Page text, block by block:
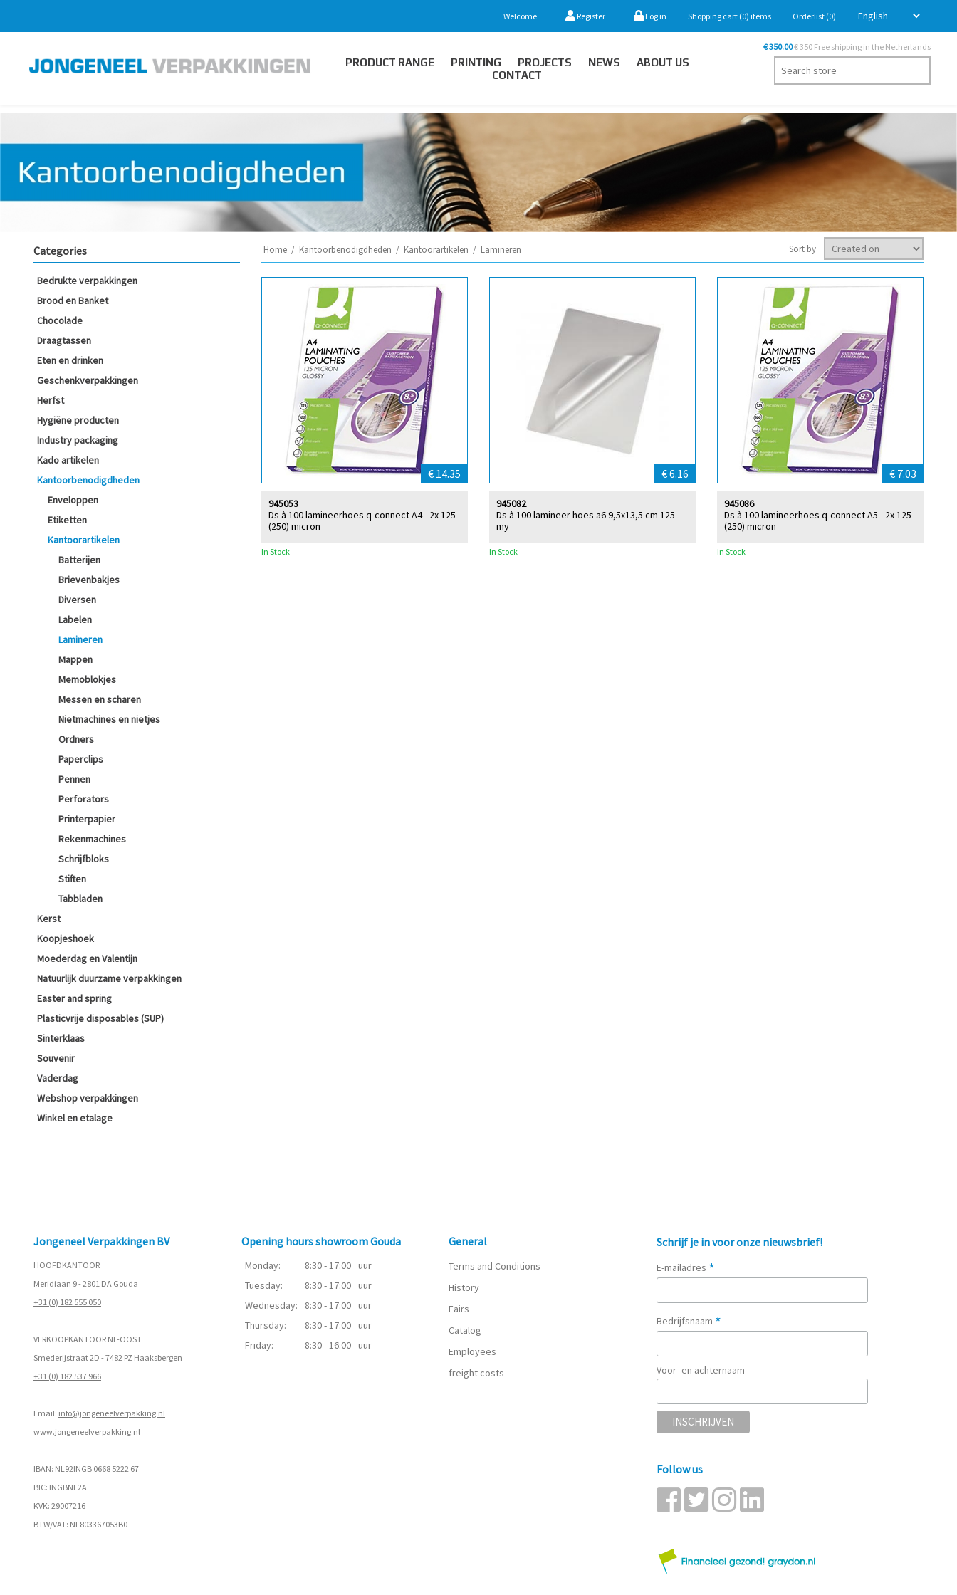
Welcome Register Log in Shopping cart (0) items Orderlist (0)
PRODUCT RANGE PRINTING PROJECTS NEWS
ABOUT US
CONTACT
€ 350.00€ 350 Free shipping in the Netherlands
Categories
Bedrukte verpakkingen
Brood en Banket
Chocolade
Draagtassen
Eten en drinken
Geschenkverpakkingen
Herfst
Hygiëne producten
Industry packaging
Kado artikelen
Kantoorbenodigdheden
Enveloppen
Etiketten
Kantoorartikelen
Batterijen
Brievenbakjes
Diversen
Labelen
Lamineren
Mappen
Memoblokjes
Messen en scharen
Nietmachines en nietjes
Ordners
Paperclips
Pennen
Perforators
Printerpapier
Rekenmachines
Schrijfbloks
Stiften
Tabbladen
Kerst
Koopjeshoek
Moederdag en Valentijn
Natuurlijk duurzame verpakkingen
Easter and spring
Plasticvrije disposables (SUP)
Sinterklaas
Souvenir
Vaderdag
Webshop verpakkingen
Winkel en etalage
Home / Kantoorbenodigdheden / Kantoorartikelen / Lamineren Sort by
€ 14.35
Ds à 100 lamineerhoes q-connect A4 - 2x 125
(250) micron
945053
In Stock
€ 6.16
Ds à 100 lamineer hoes a6 9,5x13,5 cm 125
my
945082
In Stock
€ 7.03
Ds à 100 lamineerhoes q-connect A5 - 2x 125
(250) micron
945086
In Stock
Jongeneel Verpakkingen BV
HOOFDKANTOOR
Meridiaan 9 - 2801 DA Gouda
+31 (0) 182 555 050
VERKOOPKANTOOR NL-OOST
Smederijstraat 2D - 7482 PZ Haaksbergen
+31 (0) 182 537 966
Email: info@jongeneelverpakking.nl
www.jongeneelverpakking.nl
IBAN: NL92INGB 0668 5222 67
BIC: INGBNL2A
KVK: 29007216
BTW/VAT: NL803367053B0
Opening hours showroom Gouda
Monday: 8:30 - 17:00 uur
Tuesday:
8:30 - 17:00 uur
Wednesday:
8:30 - 17:00 uur
Thursday:
8:30 - 17:00 uur
Friday:
8:30 - 16:00 uur
General
Terms and Conditions
History
Fairs
Catalog
Employees
freight costs
Schrijf je in voor onze nieuwsbrief!
E-mailadres *
Bedrijfsnaam *
Voor- en achternaam
Follow us